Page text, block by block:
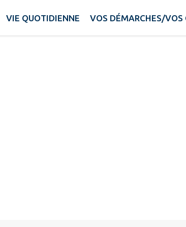
VIE QUOTIDIENNE VOS DÉMARCHES/VOS